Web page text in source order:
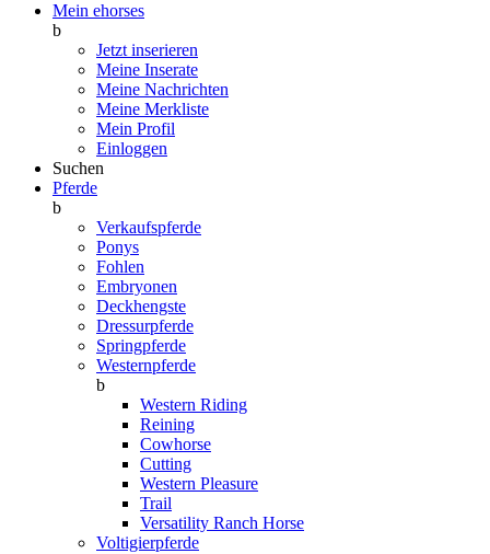
Mein ehorses
b
Jetzt inserieren
Meine Inserate
Meine Nachrichten
Meine Merkliste
Mein Profil
Einloggen
Suchen
Pferde
b
Verkaufspferde
Ponys
Fohlen
Embryonen
Deckhengste
Dressurpferde
Springpferde
Westernpferde
b
Western Riding
Reining
Cowhorse
Cutting
Western Pleasure
Trail
Versatility Ranch Horse
Voltigierpferde